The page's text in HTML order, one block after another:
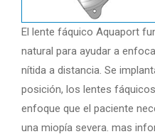
El lente fáquico Aquaport
natural para ayudar a
nítida a distancia. Se
posición, los lentes
enfoque que el paciente
una miopía severa. mas